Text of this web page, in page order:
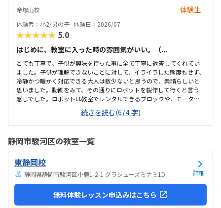
帝塚山校 体験生
体験者：小2/男の子 体験日：2026/07
★★★★★ 5.0
はじめに、教室に入った時の雰囲気がいい。（...
とても丁寧で、子供が興味を持った事に全て丁寧に返答してくれてい
ました。子供が理解できないことに対して、イライラした態度もせず、
冷静かつ暖かく対応できる大人は数少ないと思うので、素晴らしいと
思いました。動画をみて、その通りにロボットを製作して行くと言う
感じでした。ロボットは教室でレンタルできるブロックや、モーター
などです。タブレットの操作も子供自身ができるので、機械に強くな
るなという印象でした。家から自転車ですぐのところにあります。駐
輪スペースもあり、場所も道路面に接しているので、すぐに見つけら
としているので、気が散らず、集中しやすいと思います。個人授業なの
で、割高かなと思いました。生徒2.3人でも大丈夫な感じはします。あ
と、動画を見ながら制作するので、簡単なうちは家でもできる内容か
なと思います。あまり得意な事がなく、自分に...
続きを読む(674 字)
静岡市駿河区の教室一覧
東静岡校
静岡県静岡市駿河区小鹿1-2-1 グラシューズミナミ1D 詳細
無料体験レッスン申込みはこちら